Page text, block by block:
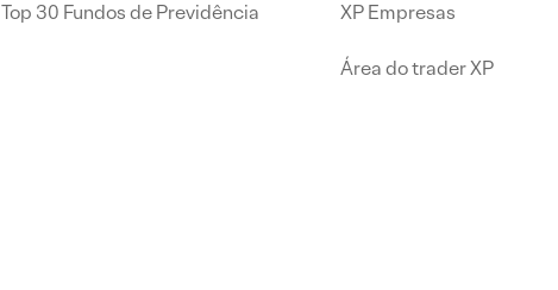
Top 30 Fundos de Previdência XP Empresas
Área do trader XP